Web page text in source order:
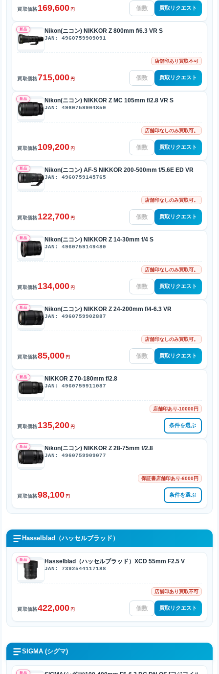
買取価格169,600 円 買取リクエスト
新品 Nikon(ニコン) NIKKOR Z 800mm f/6.3 VR S
JAN: 4960759909091
店舗印あり買取不可
買取価格715,000 円 買取リクエスト
新品 Nikon(ニコン) NIKKOR Z MC 105mm f/2.8 VR S
JAN: 4960759904850
店舗印なしのみ買取可。
買取価格109,200 円 買取リクエスト
新品 Nikon(ニコン) AF-S NIKKOR 200-500mm f/5.6E ED VR
JAN: 4960759145765
店舗印なしのみ買取可。
買取価格122,700 円 買取リクエスト
新品 Nikon(ニコン) NIKKOR Z 14-30mm f/4 S
JAN: 4960759149480
店舗印なしのみ買取可。
買取価格134,000 円 買取リクエスト
新品 Nikon(ニコン) NIKKOR Z 24-200mm f/4-6.3 VR
JAN: 4960759902887
店舗印なしのみ買取可。
買取価格85,000 円 買取リクエスト
新品 NIKKOR Z 70-180mm f/2.8
JAN: 4960759911087
店舗印あり-10000円
買取価格135,200 円 条件を選ぶ
新品 Nikon(ニコン) NIKKOR Z 28-75mm f/2.8
JAN: 4960759909077
保証書店舗印あり-6000円
買取価格98,100 円 条件を選ぶ
Hasselblad（ハッセルブラッド）
新品 Hasselblad（ハッセルブラッド）XCD 55mm F2.5 V
JAN: 7392544117188
店舗印あり買取不可
買取価格422,000 円 買取リクエスト
SIGMA (シグマ)
新品